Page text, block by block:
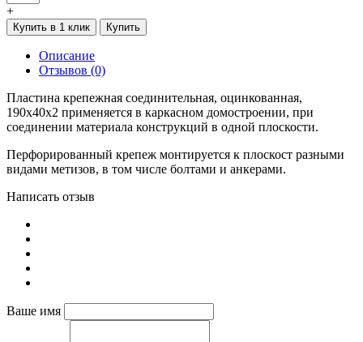
+
Купить в 1 клик Купить
Описание
Отзывов (0)
Пластина крепежная соединительная, оцинкованная,
190х40х2 применяется в каркасном домостроении, при
соединении материала конструкций в одной плоскости.
Перфорированный крепеж монтируется к плоскост разными
видами метизов, в том числе болтами и анкерами.
Написать отзыв
Ваше имя